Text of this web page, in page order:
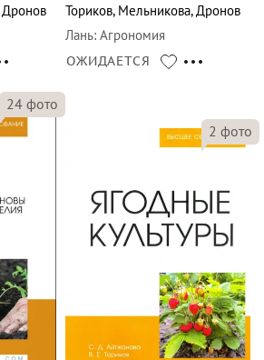
Дронов
Ториков, Мельникова, Дронов
Лань: Агрономия
ОЖИДАЕТСЯ
24 фото
2 фото